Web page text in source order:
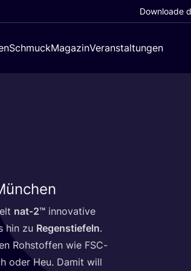
Downloade
SchmuckMagazinVeranstaltungen
nat‑2™ inno­va­ti­ve
hin zu Regen­stie­feln.
Roh­stof­fen wie FSC-
oder Heu. Damit will